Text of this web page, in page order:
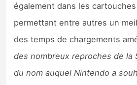
également dans les
permettant entre autres un
des temps de chargements
des nombreux reproches de la
du nom auquel Nintendo a